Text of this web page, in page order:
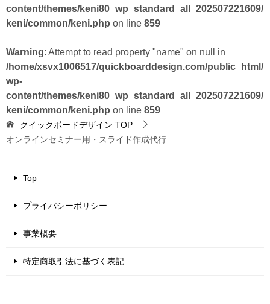
content/themes/keni80_wp_standard_all_202507221609/
keni/common/keni.php on line 859
Warning: Attempt to read property "name" on null in
/home/xsvx1006517/quickboarddesign.com/public_html/
wp-
content/themes/keni80_wp_standard_all_202507221609/
keni/common/keni.php on line 859
クイックボードデザイン TOP
オンラインセミナー用・スライド作成代行
Top
プライバシーポリシー
事業概要
特定商取引法に基づく表記